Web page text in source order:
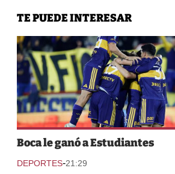
TE PUEDE INTERESAR
Boca le ganó a Estudiantes
DEPORTES-21:29